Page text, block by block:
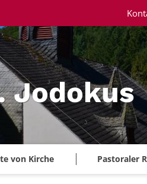
Jodokus
von Kirche Pastoraler